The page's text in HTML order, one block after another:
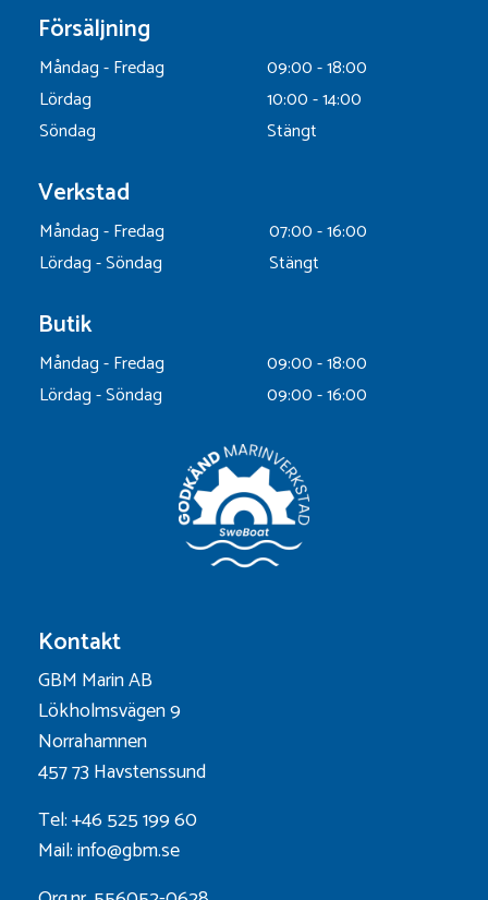
Försäljning
Måndag - Fredag
09:00 - 18:00
Lördag
10:00 - 14:00
Söndag
Stängt
Verkstad
Måndag - Fredag
07:00 - 16:00
Lördag - Söndag
Stängt
Butik
Måndag - Fredag
09:00 - 18:00
Lördag - Söndag
09:00 - 16:00
Kontakt
GBM Marin AB
Lökholmsvägen 9
Norrahamnen
457 73 Havstenssund
Tel: +46 525 199 60
Mail: info@gbm.se